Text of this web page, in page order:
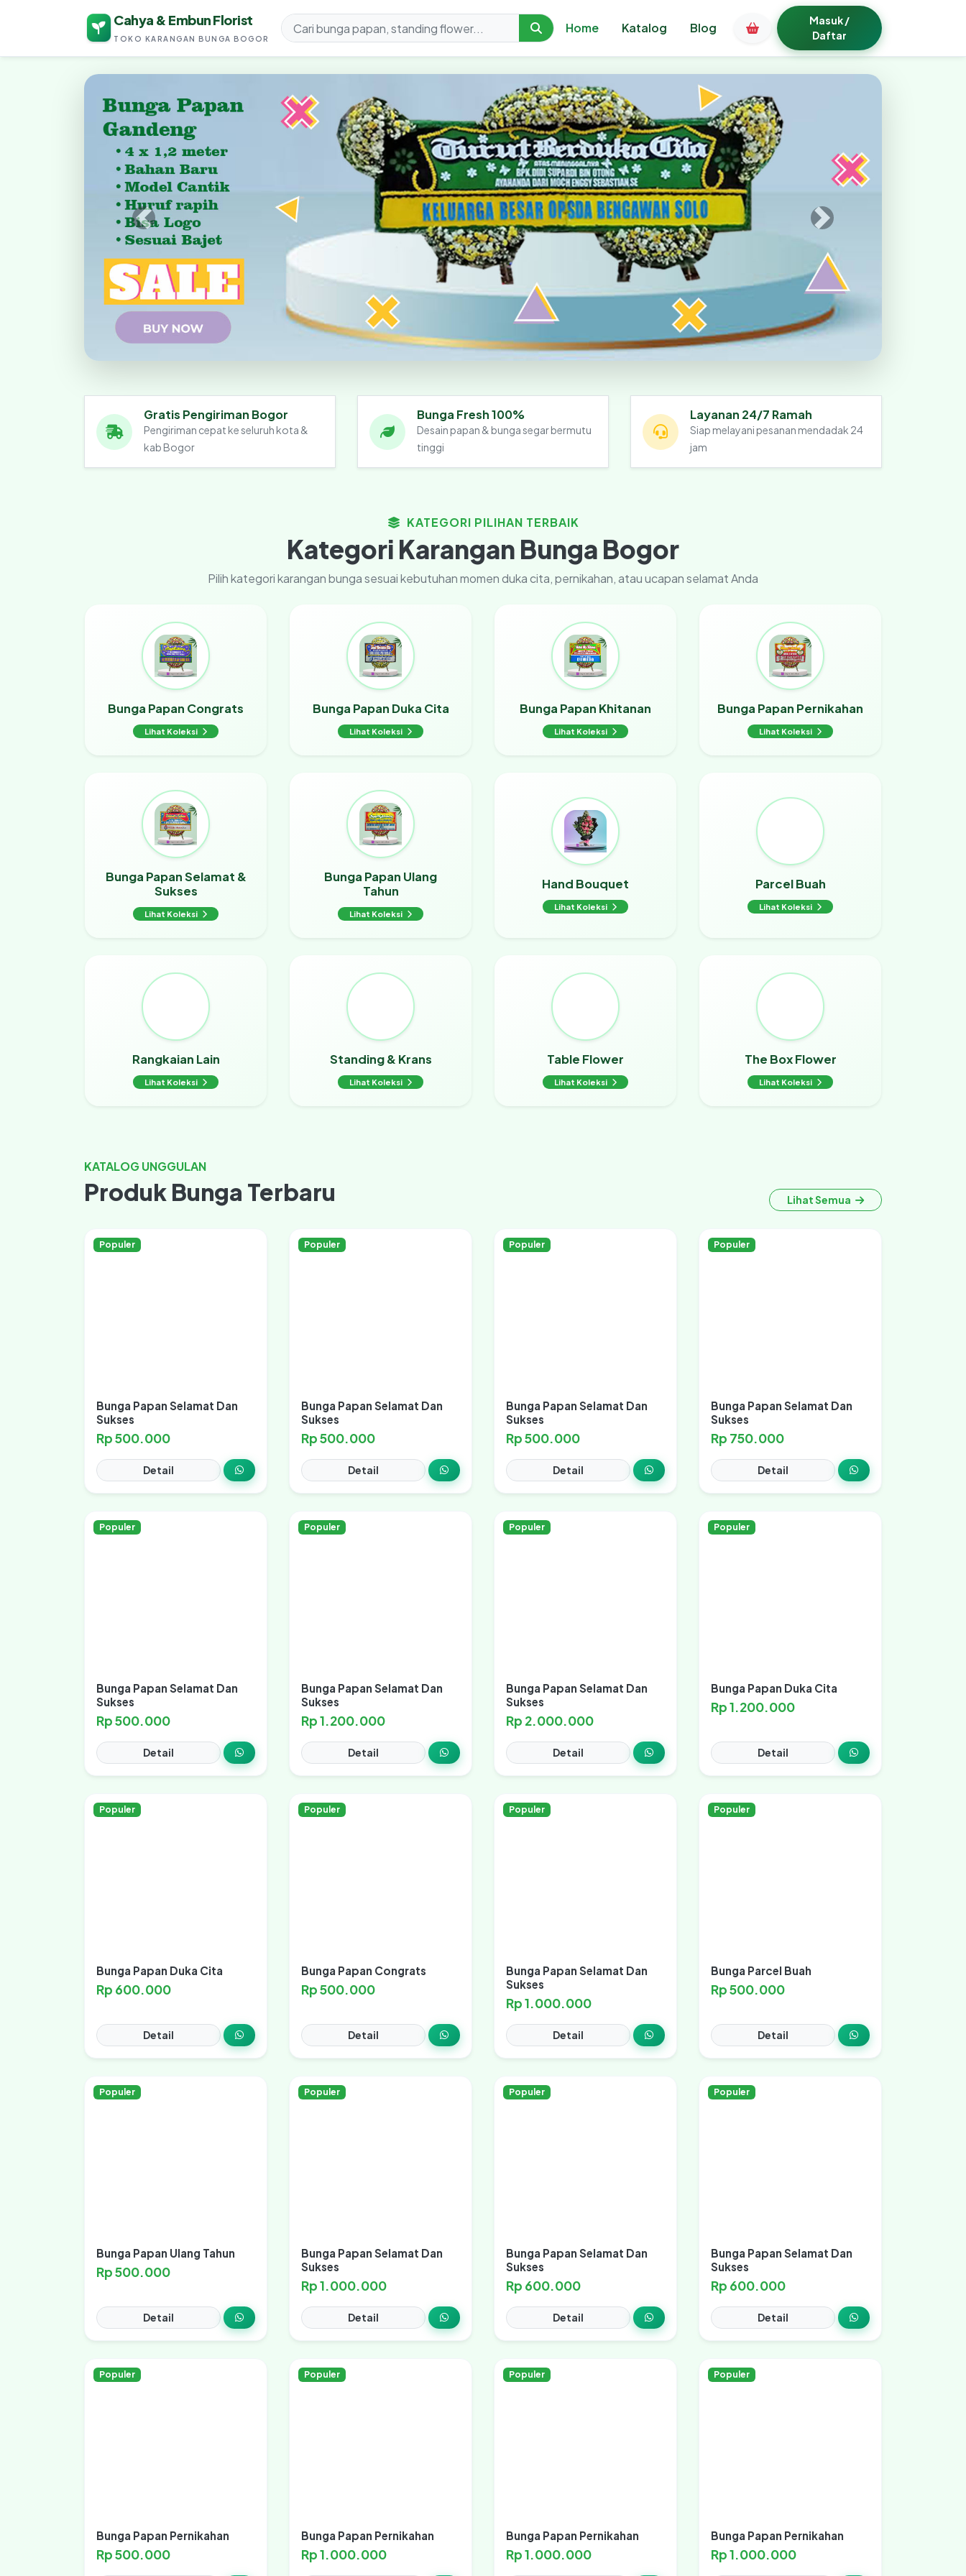
Cahya & Embun Florist
TOKO KARANGAN BUNGA BOGOR
Home Katalog Blog
Masuk /
Daftar
Cahya & Embun Florist - Toko Karangan Bunga Papan Bogor
Gratis Pengiriman Bogor
Pengiriman cepat ke seluruh kota &
kab Bogor
Bunga Fresh 100%
Desain papan & bunga segar bermutu
tinggi
Layanan 24/7 Ramah
Siap melayani pesanan mendadak 24
jam
KATEGORI PILIHAN TERBAIK
Kategori Karangan Bunga Bogor
Pilih kategori karangan bunga sesuai kebutuhan momen duka cita, pernikahan, atau ucapan selamat Anda
Bunga Papan Congrats
Lihat Koleksi
Bunga Papan Duka Cita
Lihat Koleksi
Bunga Papan Khitanan
Lihat Koleksi
Bunga Papan Pernikahan
Lihat Koleksi
Bunga Papan Selamat &
Sukses
Lihat Koleksi
Bunga Papan Ulang
Tahun
Lihat Koleksi
Hand Bouquet
Lihat Koleksi
Parcel Buah
Lihat Koleksi
Rangkaian Lain
Lihat Koleksi
Standing & Krans
Lihat Koleksi
Table Flower
Lihat Koleksi
The Box Flower
Lihat Koleksi
KATALOG UNGGULAN
Produk Bunga Terbaru Lihat Semua
Populer
Bunga Papan Selamat Dan
Sukses
Rp 500.000
Detail
Populer
Bunga Papan Selamat Dan
Sukses
Rp 500.000
Detail
Populer
Bunga Papan Selamat Dan
Sukses
Rp 500.000
Detail
Populer
Bunga Papan Selamat Dan
Sukses
Rp 750.000
Detail
Populer
Bunga Papan Selamat Dan
Sukses
Rp 500.000
Detail
Populer
Bunga Papan Selamat Dan
Sukses
Rp 1.200.000
Detail
Populer
Bunga Papan Selamat Dan
Sukses
Rp 2.000.000
Detail
Populer
Bunga Papan Duka Cita
Rp 1.200.000
Detail
Populer
Bunga Papan Duka Cita
Rp 600.000
Detail
Populer
Bunga Papan Congrats
Rp 500.000
Detail
Populer
Bunga Papan Selamat Dan
Sukses
Rp 1.000.000
Detail
Populer
Bunga Parcel Buah
Rp 500.000
Detail
Populer
Bunga Papan Ulang Tahun
Rp 500.000
Detail
Populer
Bunga Papan Selamat Dan
Sukses
Rp 1.000.000
Detail
Populer
Bunga Papan Selamat Dan
Sukses
Rp 600.000
Detail
Populer
Bunga Papan Selamat Dan
Sukses
Rp 600.000
Detail
Populer
Bunga Papan Pernikahan
Rp 500.000
Populer
Bunga Papan Pernikahan
Rp 1.000.000
Populer
Bunga Papan Pernikahan
Rp 1.000.000
Populer
Bunga Papan Pernikahan
Rp 1.000.000